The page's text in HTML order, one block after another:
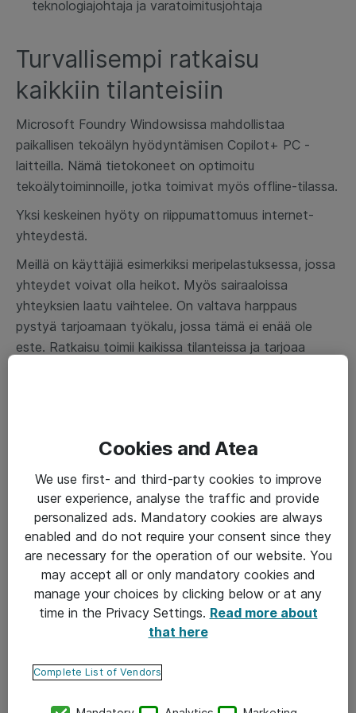
teknologiajohtaja ja varatoimitusjohtaja
Turvallisempi ratkaisu
kaikkiin tilanteisiin
Microsoft Foundry Windowsissa mahdollistaa
paikallisen tekoälyn hyödyntämisen Copilot+ PC -
laitteilla. Nämä tietokoneet on optimoitu
tekoälytoiminnoille, jotka toimivat myös offline-tilassa.
Yksi keskeinen hyöty on riippumattomuus internet-
yhteydestä.
Meillä on käyttäjiä esimerkiksi meripelastuksessa, jossa
yhteydet voivat olla heikot. Myös sairaaloissa
yhteyksien laatu vaihtelee. On valtava harppaus
pystyä tarjoamaan työkalu, jossa tämä ei enää ole
este. Ratkaisu toimii kaikissa tilanteissa ja tarjoaa
data ei kulje internetin kautta.
”Paikallisessa tekoälyssä ei tarvitse
miettiä laitteen ja palvelimen välistä
viestintää, koska palvelinta ei ole.
Kaikki on omalla laitteella, mikä
yksinkertaistaa tietoturvakysymyksiä
merkittävästi.”
— Alexander Gyllensvärd
Cookies and Atea
We use first- and third-party cookies to improve
user experience, analyse the traffic and provide
personalized ads. Mandatory cookies are always
enabled and do not require your consent since they
are necessary for the operation of our website. You
may accept all or only mandatory cookies and
manage your choices by clicking below or at any
time in the Privacy Settings. Read more about
that here
Complete List of Vendors